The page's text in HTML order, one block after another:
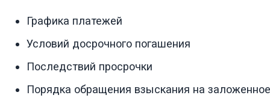
Графика платежей
Условий досрочного погашения
Последствий просрочки
Порядка обращения взыскания на